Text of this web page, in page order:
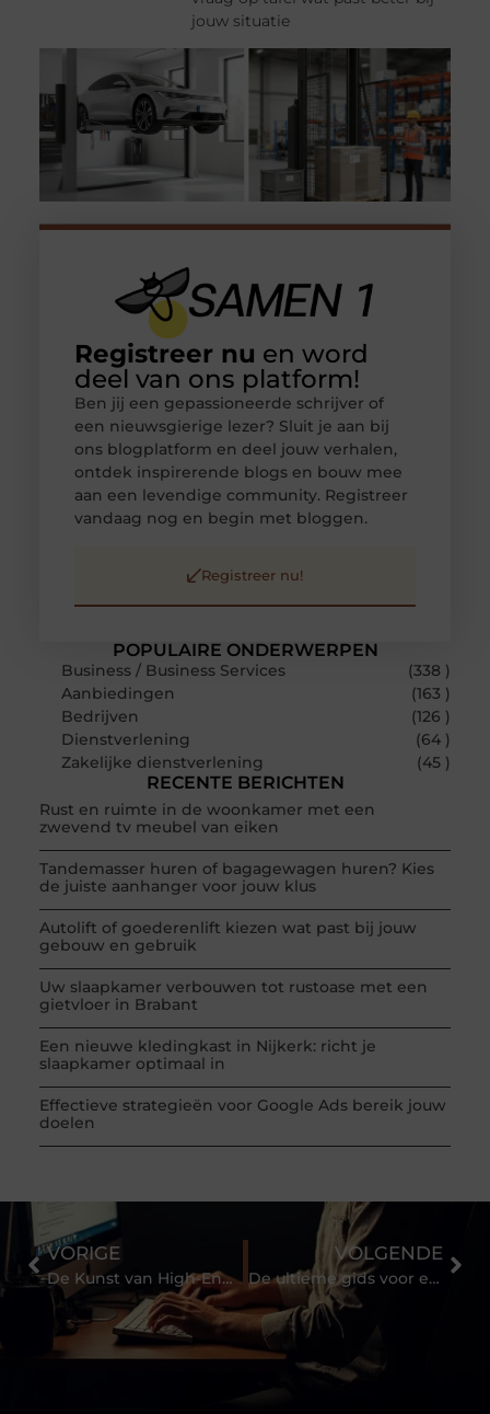
jouw situatie
POPULAIRE ONDERWERPEN
Business / Business Services
(338 )
Aanbiedingen
(163 )
Bedrijven
(126 )
Dienstverlening
(64 )
Zakelijke dienstverlening
(45 )
RECENTE BERICHTEN
Rust en ruimte in de woonkamer met een
zwevend tv meubel van eiken
Tandemasser huren of bagagewagen huren? Kies
de juiste aanhanger voor jouw klus
Autolift of goederenlift kiezen wat past bij jouw
gebouw en gebruik
Uw slaapkamer verbouwen tot rustoase met een
gietvloer in Brabant
Een nieuwe kledingkast in Nijkerk: richt je
slaapkamer optimaal in
Effectieve strategieën voor Google Ads bereik jouw
doelen
Registreer nu en word
deel van ons platform!
Ben jij een gepassioneerde schrijver of
een nieuwsgierige lezer? Sluit je aan bij
ons blogplatform en deel jouw verhalen,
ontdek inspirerende blogs en bouw mee
aan een levendige community. Registreer
vandaag nog en begin met bloggen.
Registreer nu!
VORIGE
De Kunst van High-End Auto Detailing bij Ride & Shine
VOLGENDE
De ultieme gids voor efficiënt stoken in je houtkachel